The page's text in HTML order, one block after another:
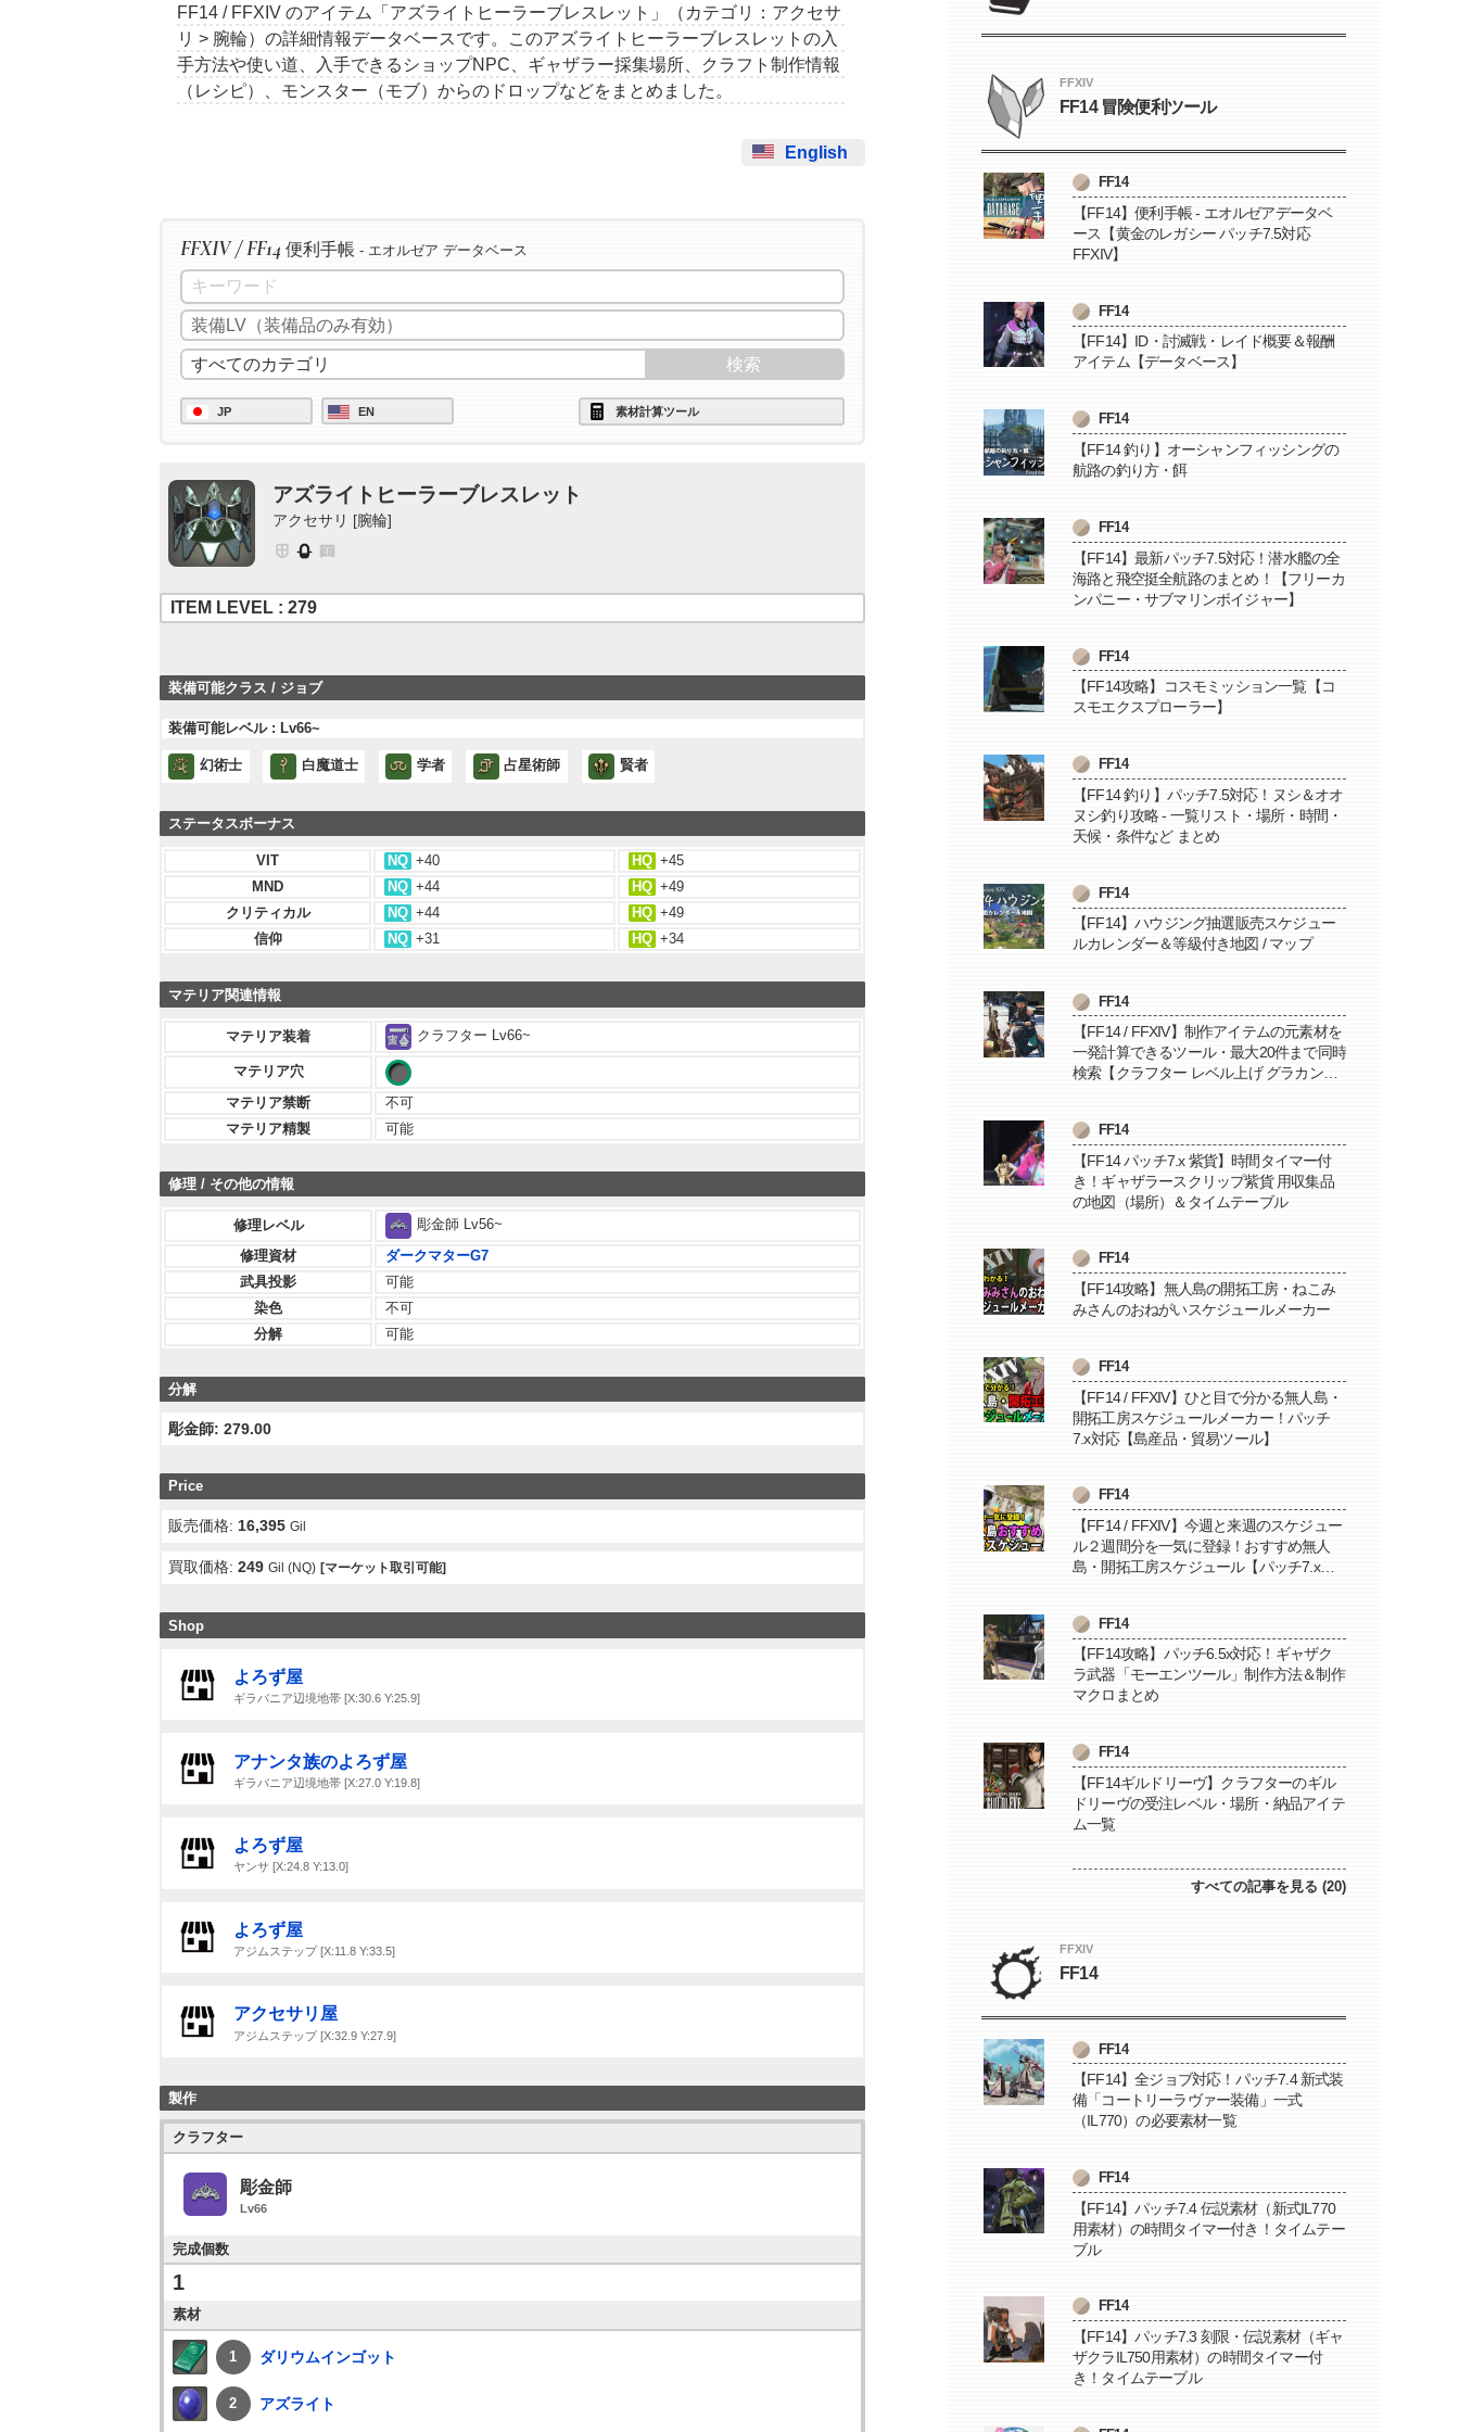
FF14 / FFXIV のアイテム「アズライトヒーラーブレスレット」（カテゴリ：アクセサ
リ > 腕輪）の詳細情報データベースです。このアズライトヒーラーブレスレットの入
手方法や使い道、入手できるショップNPC、ギャザラー採集場所、クラフト制作情報
（レシピ）、モンスター（モブ）からのドロップなどをまとめました。
English
FFXIV / FF14 便利手帳 - エオルゼア データベース
JP EN 素材計算ツール
アズライトヒーラーブレスレット
アクセサリ [腕輪]
ITEM LEVEL : 279
装備可能クラス / ジョブ
装備可能レベル : Lv66~
幻術士 白魔道士 学者 占星術師 賢者
ステータスボーナス
VIT NQ +40 HQ +45
MND
NQ +44 HQ +49
クリティカル
NQ +44 HQ +49
信仰
NQ +31 HQ +34
マテリア関連情報
マテリア装着 クラフター Lv66~
マテリア穴
マテリア禁断
不可
マテリア精製
可能
修理 / その他の情報
修理レベル
彫金師 Lv56~
修理資材
ダークマターG7
武具投影
可能
染色
不可
分解
可能
分解
彫金師: 279.00
Price
販売価格: 16,395 Gil
買取価格:249 Gil (NQ) [マーケット取引可能]
Shop
よろず屋
ギラバニア辺境地帯 [X:30.6 Y:25.9]
アナンタ族のよろず屋
ギラバニア辺境地帯 [X:27.0 Y:19.8]
よろず屋
ヤンサ [X:24.8 Y:13.0]
よろず屋
アジムステップ [X:11.8 Y:33.5]
アクセサリ屋
アジムステップ [X:32.9 Y:27.9]
製作
クラフター
彫金師
Lv66
完成個数
1
素材
1 ダリウムインゴット
2 アズライト
FFXIV
FF14 冒険便利ツール
FF14
【FF14】便利手帳 - エオルゼアデータベ
ース【黄金のレガシー パッチ7.5対応
FFXIV】
FF14
【FF14】ID・討滅戦・レイド概要＆報酬
アイテム【データベース】
FF14
【FF14 釣り】オーシャンフィッシングの
航路の釣り方・餌
FF14
【FF14】最新パッチ7.5対応！潜水艦の全
海路と飛空挺全航路のまとめ！【フリーカ
ンパニー・サブマリンボイジャー】
FF14
【FF14攻略】コスモミッション一覧【コ
スモエクスプローラー】
FF14
【FF14 釣り】パッチ7.5対応！ヌシ＆オオ
ヌシ釣り攻略 - 一覧リスト・場所・時間・
天候・条件など まとめ
FF14
【FF14】ハウジング抽選販売スケジュー
ルカレンダー＆等級付き地図 / マップ
FF14
【FF14 / FFXIV】制作アイテムの元素材を
一発計算できるツール・最大20件まで同時
検索【クラフター レベル上げ グラカン納
FF14
【FF14 パッチ7.x 紫貨】時間タイマー付
き！ギャザラースクリップ紫貨 用収集品
の地図（場所）＆タイムテーブル
FF14
【FF14攻略】無人島の開拓工房・ねこみ
みさんのおねがいスケジュールメーカー
FF14
【FF14 / FFXIV】ひと目で分かる無人島・
開拓工房スケジュールメーカー！パッチ
7.x対応【島産品・貿易ツール】
FF14
【FF14 / FFXIV】今週と来週のスケジュー
ル２週間分を一気に登録！おすすめ無人
島・開拓工房スケジュール【パッチ7.x対
FF14
【FF14攻略】パッチ6.5x対応！ギャザク
ラ武器「モーエンツール」制作方法＆制作
マクロまとめ
FF14
【FF14ギルドリーヴ】クラフターのギル
ドリーヴの受注レベル・場所・納品アイテ
ム一覧
すべての記事を見る (20)
FFXIV
FF14
FF14
【FF14】全ジョブ対応！パッチ7.4 新式装
備「コートリーラヴァー装備」一式
（IL770）の必要素材一覧
FF14
【FF14】パッチ7.4 伝説素材（新式IL770
用素材）の時間タイマー付き！タイムテー
ブル
FF14
【FF14】パッチ7.3 刻限・伝説素材（ギャ
ザクラIL750用素材）の時間タイマー付
き！タイムテーブル